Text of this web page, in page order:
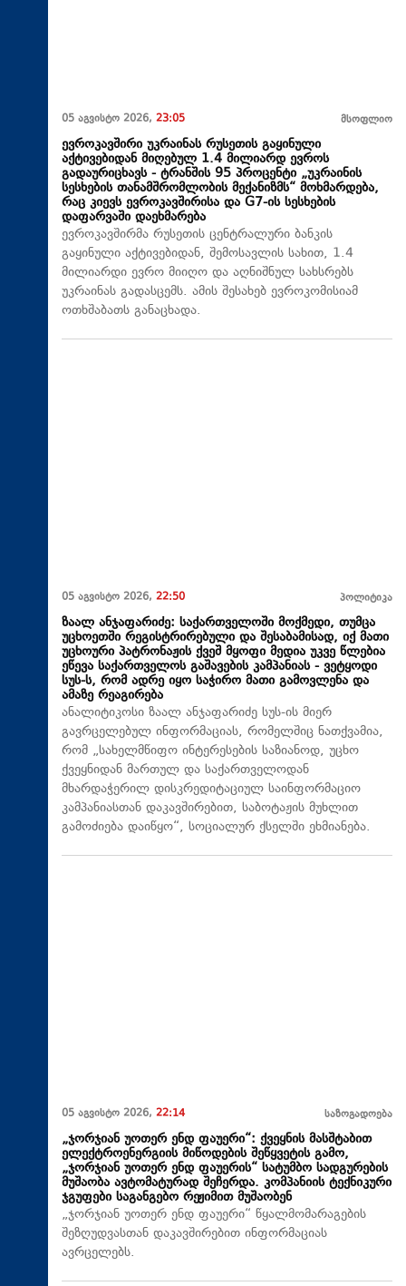
05 აგვისტო 2026, 23:05 მსოფლიო
ევროკავშირი უკრაინას რუსეთის გაყინული
აქტივებიდან მიღებულ 1.4 მილიარდ ევროს
გადაურიცხავს - ტრანშის 95 პროცენტი „უკრაინის
სესხების თანამშრომლობის მექანიზმს“ მოხმარდება,
რაც კიევს ევროკავშირისა და G7-ის სესხების
დაფარვაში დაეხმარება
ევროკავშირმა რუსეთის ცენტრალური ბანკის
გაყინული აქტივებიდან, შემოსავლის სახით, 1.4
მილიარდი ევრო მიიღო და აღნიშნულ სახსრებს
უკრაინას გადასცემს. ამის შესახებ ევროკომისიამ
ოთხშაბათს განაცხადა.
05 აგვისტო 2026, 22:50 პოლიტიკა
ზაალ ანჯაფარიძე: საქართველოში მოქმედი, თუმცა
უცხოეთში რეგისტრირებული და შესაბამისად, იქ მათი
უცხოური პატრონაჟის ქვეშ მყოფი მედია უკვე წლებია
ეწევა საქართველოს გაშავების კამპანიას - ვეტყოდი
სუს-ს, რომ ადრე იყო საჭირო მათი გამოვლენა და
ამაზე რეაგირება
ანალიტიკოსი ზაალ ანჯაფარიძე სუს-ის მიერ
გავრცელებულ ინფორმაციას, რომელშიც ნათქვამია,
რომ „სახელმწიფო ინტერესების საზიანოდ, უცხო
ქვეყნიდან მართულ და საქართველოდან
მხარდაჭერილ დისკრედიტაციულ საინფორმაციო
კამპანიასთან დაკავშირებით, საბოტაჟის მუხლით
გამოძიება დაიწყო“, სოციალურ ქსელში ეხმიანება.
05 აგვისტო 2026, 22:14 საზოგადოება
„ჯორჯიან უოთერ ენდ ფაუერი“: ქვეყნის მასშტაბით
ელექტროენერგიის მიწოდების შეწყვეტის გამო,
„ჯორჯიან უოთერ ენდ ფაუერის“ სატუმბო სადგურების
მუშაობა ავტომატურად შეჩერდა. კომპანიის ტექნიკური
ჯგუფები საგანგებო რეჟიმით მუშაობენ
„ჯორჯიან უოთერ ენდ ფაუერი“ წყალმომარაგების
შეზღუდვასთან დაკავშირებით ინფორმაციას
ავრცელებს.